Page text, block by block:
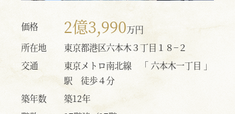
価格 2億3,990万円
所在地
東京都港区六本木３丁目１８−２
交通
東京メトロ南北線 「 六本木一丁目 」
駅 徒歩４分
築年数
築12年